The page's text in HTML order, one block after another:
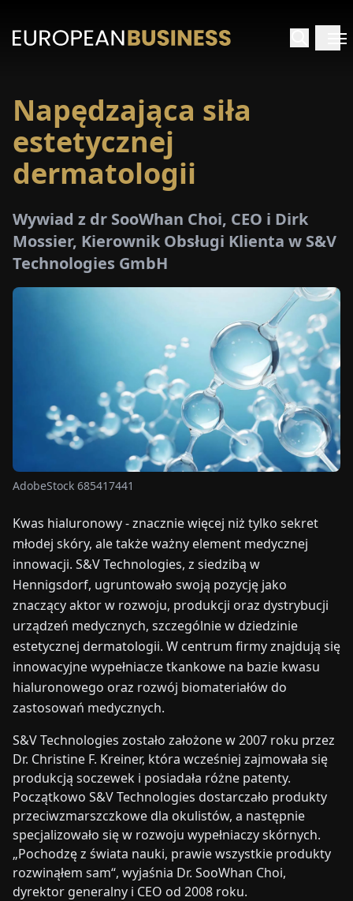
NAS
ENDEFRESITNLPLHU
SKONTAKTUJ
SIĘ
Z
NAMI
Napędzająca siła
estetycznej
dermatologii
Wywiad z dr SooWhan Choi, CEO i Dirk
Mossier, Kierownik Obsługi Klienta w S&V
Technologies GmbH
AdobeStock 685417441
Kwas hialuronowy - znacznie więcej niż tylko sekret
młodej skóry, ale także ważny element medycznej
innowacji. S&V Technologies, z siedzibą w
Hennigsdorf, ugruntowało swoją pozycję jako
znaczący aktor w rozwoju, produkcji oraz dystrybucji
urządzeń medycznych, szczególnie w dziedzinie
estetycznej dermatologii. W centrum firmy znajdują się
innowacyjne wypełniacze tkankowe na bazie kwasu
hialuronowego oraz rozwój biomateriałów do
zastosowań medycznych.
S&V Technologies zostało założone w 2007 roku przez
Dr. Christine F. Kreiner, która wcześniej zajmowała się
produkcją soczewek i posiadała różne patenty.
Początkowo S&V Technologies dostarczało produkty
przeciwzmarszczkowe dla okulistów, a następnie
specjalizowało się w rozwoju wypełniaczy skórnych.
„Pochodzę z świata nauki, prawie wszystkie produkty
rozwinąłem sam“, wyjaśnia Dr. SooWhan Choi,
dyrektor generalny i CEO od 2008 roku.